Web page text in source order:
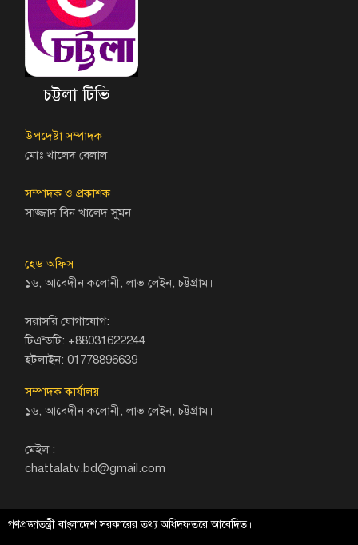
চট্টলা টিভি
উপদেষ্টা সম্পাদক
মোঃ খালেদ বেলাল
সম্পাদক ও প্রকাশক
সাজ্জাদ বিন খালেদ সুমন
হেড অফিস
১৬, আবেদীন কলোনী, লাভ লেইন, চট্টগ্রাম।
সরাসরি যোগাযোগ:
টিএন্ডটি: +88031622244
হটলাইন: 01778896639
সম্পাদক কার্যালয়
১৬, আবেদীন কলোনী, লাভ লেইন, চট্টগ্রাম।
মেইল :
chattalatv.bd@gmail.com
গণপ্রজাতন্ত্রী বাংলাদেশ সরকারের তথ্য অধিদফতরে আবেদিত।